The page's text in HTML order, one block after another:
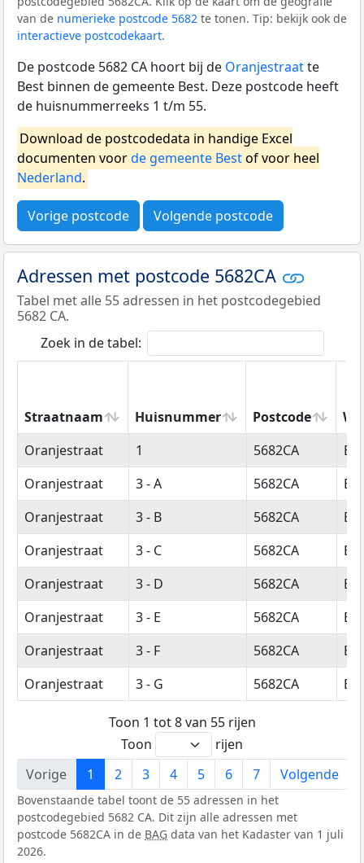
van de numerieke postcode 5682 te tonen. Tip: bekijk ook de
interactieve postcodekaart.
De postcode 5682 CA hoort bij de Oranjestraatte
Best binnen de gemeente Best. Deze postcode heeft
de huisnummerreeks 1 t/m 55.
Download de postcodedata in handige Excel
documenten voorde gemeente Bestof voor heel
Nederland.
Vorige postcode Volgende postcode
Adressen met postcode 5682CA
Tabel met alle 55 adressen in het postcodegebied
5682 CA.
Zoek in de tabel:
Straatnaam Huisnummer Postcode
Straatnaam
Huisnummer Postcode
Oranjestraat 1 5682CA
Oranjestraat
3 - A 5682CA
Oranjestraat
3 - B 5682CA
Oranjestraat
3 - C 5682CA
Oranjestraat
3 - D 5682CA
Oranjestraat
3 - E 5682CA
Oranjestraat
3 - F 5682CA
Oranjestraat
3 - G 5682CA
Toon 1 tot 8 van 55 rijen
Toon
rijen
Vorige
1 2 3 4 5 6 7 Volgende
Bovenstaande tabel toont de 55 adressen in het
postcodegebied 5682 CA. Dit zijn alle adressen met
postcode 5682CA in de BAG data van het Kadaster van 1 juli
2026.